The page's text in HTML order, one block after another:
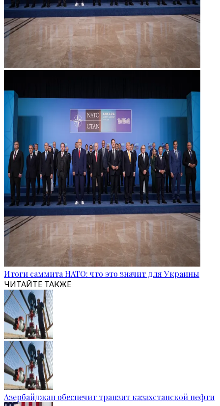
Итоги саммита НАТО: что это значит для Украины
ЧИТАЙТЕ ТАКЖЕ
Азербайджан обеспечит транзит казахстанской нефти